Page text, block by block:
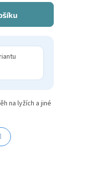
na lyžích a jiné